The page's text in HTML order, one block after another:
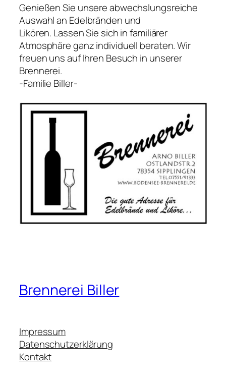
Genießen Sie unsere abwechslungsreiche
Auswahl an Edelbränden und
Likören. Lassen Sie sich in familiärer
Atmosphäre ganz individuell beraten. Wir
freuen uns auf Ihren Besuch in unserer
Brennerei.
-Familie Biller-
Brennerei Biller
Impressum
Datenschutzerklärung
Kontakt